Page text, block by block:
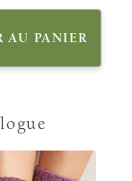
AU PANIER